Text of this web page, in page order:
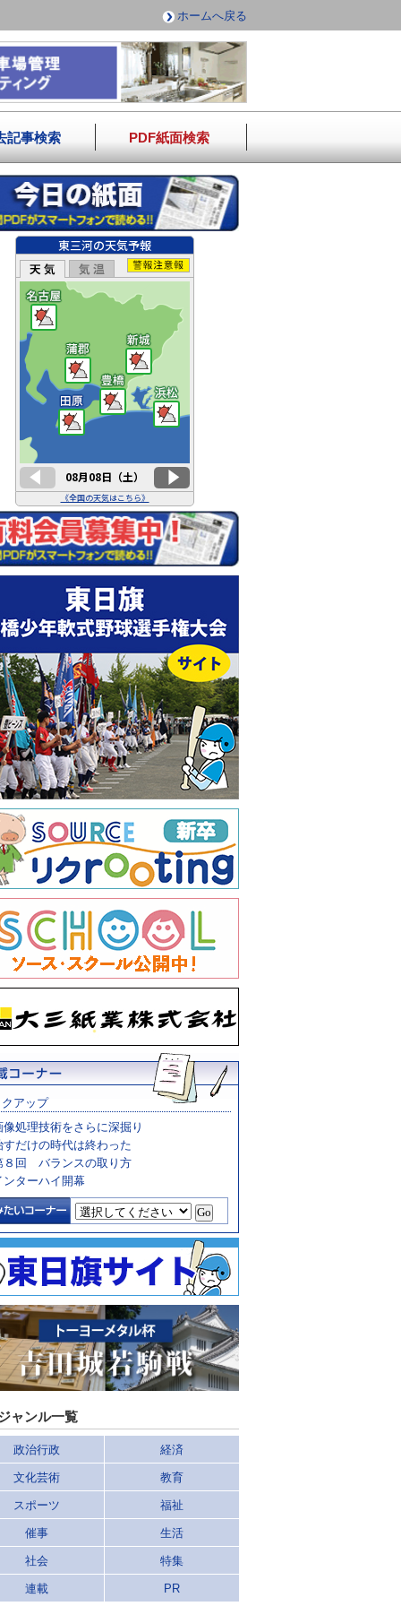
ホームへ戻る
記事検索 PDF紙面検索
アップ
像処理技術をさらに深掘り
すだけの時代は終わった
８回 バランスの取り方
ンターハイ開幕
ャンル一覧
政治行政 経済
文化芸術 教育
スポーツ 福祉
催事 生活
社会 特集
連載 PR